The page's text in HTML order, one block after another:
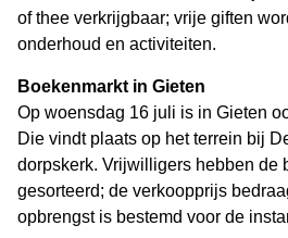
of thee verkrijgbaar; vrije giften
onderhoud en activiteiten.
Boekenmarkt in Gieten
Op woensdag 16 juli is in Gieten
Die vindt plaats op het terrein bij
dorpskerk. Vrijwilligers hebben de
gesorteerd; de verkoopprijs
opbrengst is bestemd voor de